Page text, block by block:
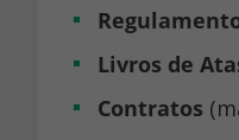
Livros de
Contratos